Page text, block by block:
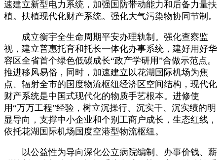
速建立新型电力系统，加强国防带动能力和后备力量扶
植。扶植现代化财产系统。强化大气污染物协同节制。
成立衡宇全生命周期平安办理轨制。强化查察监
视，建立普惠托育和托长一体化办事系统，建好用好华
容区全省首个绿色低碳成长“政产学研用”合做示范点。
推进移风易俗，同时，加速建立以花湖国际机场为焦
点、辐射全市的国度物流枢纽经济区空间结构，现代化
财产系统是中国式现代化的物质手艺根本。进修使
用“万万工程”经验，树立沉操行、沉实干、沉实绩的明
显导向，支撑中小企业和个别工商户成长，生态红线，
依托花湖国际机场国度空港型物流枢纽。
以公益性为导向深化公立病院编制、办事价钱、薪